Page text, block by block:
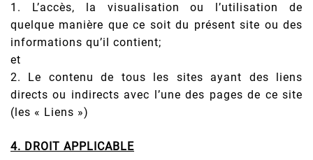
1. L’accès, la visualisation ou l’utilisation de
quelque manière que ce soit du présent site ou des
informations qu’il contient;
et
2. Le contenu de tous les sites ayant des liens
directs ou indirects avec l’une des pages de ce site
(les « Liens »)
4. DROIT APPLICABLE